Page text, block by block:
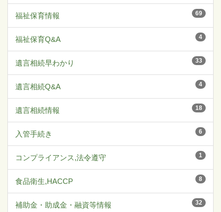
69
福祉保育情報
4
福祉保育Q&A
33
遺言相続早わかり
4
遺言相続Q&A
18
遺言相続情報
6
入管手続き
1
コンプライアンス,法令遵守
8
食品衛生,HACCP
32
補助金・助成金・融資等情報